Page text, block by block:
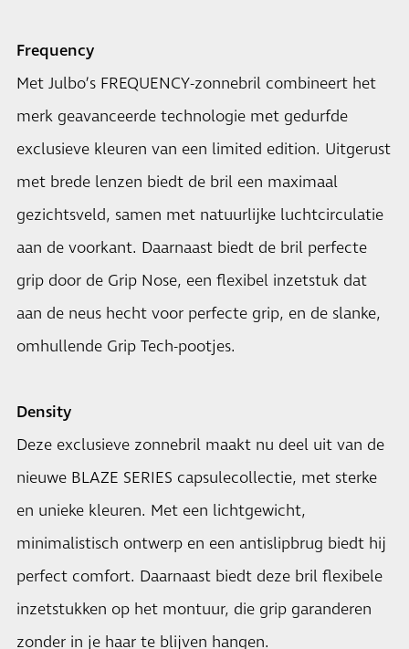
Frequency
Met Julbo’s FREQUENCY-zonnebril combineert het
merk geavanceerde technologie met gedurfde
exclusieve kleuren van een limited edition. Uitgerust
met brede lenzen biedt de bril een maximaal
gezichtsveld, samen met natuurlijke luchtcirculatie
aan de voorkant. Daarnaast biedt de bril perfecte
grip door de Grip Nose, een flexibel inzetstuk dat
aan de neus hecht voor perfecte grip, en de slanke,
omhullende Grip Tech-pootjes.
Density
Deze exclusieve zonnebril maakt nu deel uit van de
nieuwe BLAZE SERIES capsulecollectie, met sterke
en unieke kleuren. Met een lichtgewicht,
minimalistisch ontwerp en een antislipbrug biedt hij
perfect comfort. Daarnaast biedt deze bril flexibele
inzetstukken op het montuur, die grip garanderen
zonder in je haar te blijven hangen.